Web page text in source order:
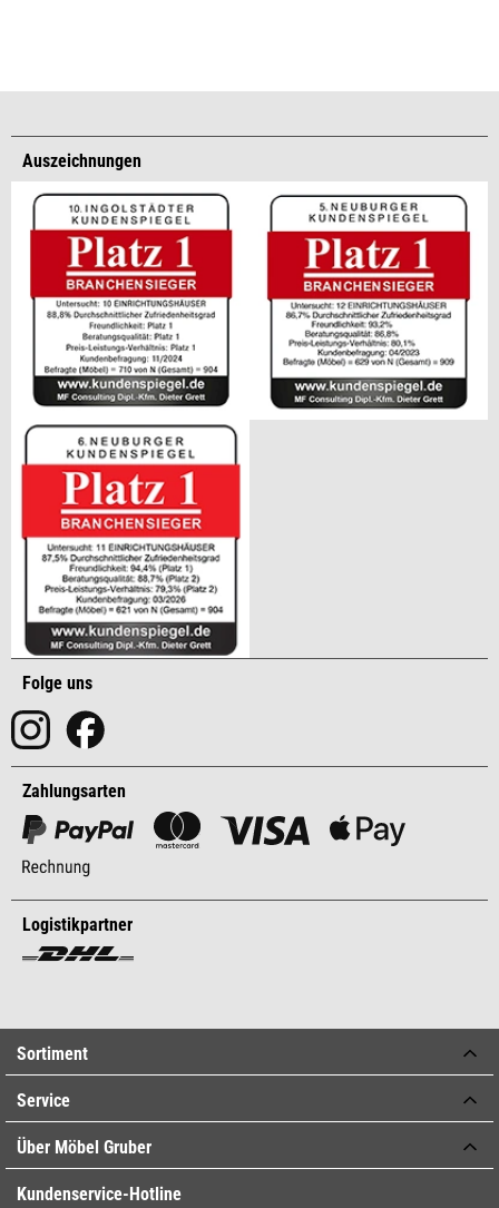
Auszeichnungen
Folge uns
Zahlungsarten
Logistikpartner
Sortiment
Service
Über Möbel Gruber
Kundenservice-Hotline